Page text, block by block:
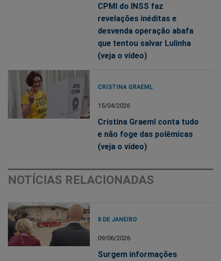
CPMI do INSS faz
revelações inéditas e
desvenda operação abafa
que tentou salvar Lulinha
(veja o vídeo)
CRISTINA GRAEML
15/04/2026
Cristina Graeml conta tudo
e não foge das polêmicas
(veja o vídeo)
NOTÍCIAS RELACIONADAS
8 DE JANEIRO
09/06/2026
Surgem informações